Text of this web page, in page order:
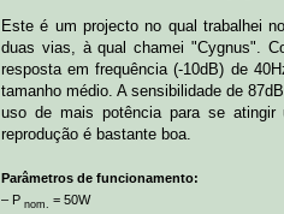
Este é um projecto no qual trabalhei
duas vias, à qual chamei "Cygnus".
resposta em frequência (-10dB) de
tamanho médio. A sensibilidade de
uso de mais potência para se atingir
reprodução é bastante boa.
Parâmetros de funcionamento:
– P nom. = 50W